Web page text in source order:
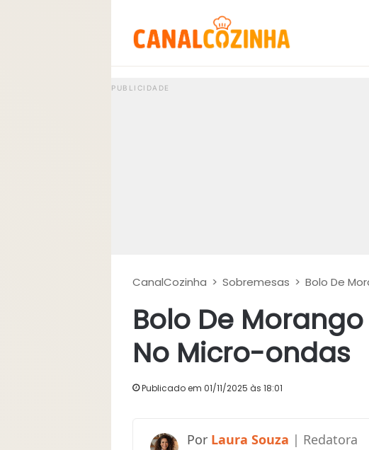
CanalCozinha > Sobremesas > Bolo De
Bolo De
No Micro-ondas
Publicado em 01/11/2025 às 18:01
Laura Souza